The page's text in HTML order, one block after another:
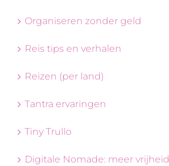
Organiseren zonder geld
Reis tips en verhalen
Reizen (per land)
Tantra ervaringen
Tiny Trullo
Digitale Nomade: meer vrijheid